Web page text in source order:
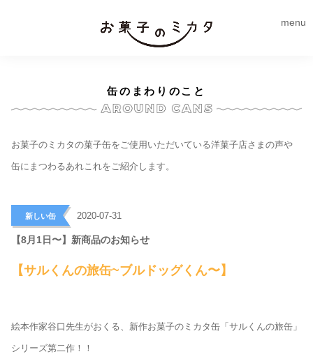
menu
缶のまわりのこと
お菓子のミカタの菓子缶をご使用いただいている洋菓子店さまの声や
缶にまつわるあれこれをご紹介します。
新しい缶 2020-07-31
【8月1日〜】新商品のお知らせ
【サルくんの旅缶~ブルドッグくん〜】
絵本作家谷口先生がおくる、新作お菓子のミカタ缶「サルくんの旅缶」
シリーズ第二作！！